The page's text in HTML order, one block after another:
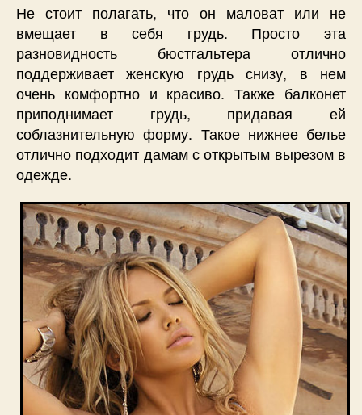
Не стоит полагать, что он маловат или не
вмещает в себя грудь. Просто эта
разновидность бюстгальтера отлично
поддерживает женскую грудь снизу, в нем
очень комфортно и красиво. Также балконет
приподнимает грудь, придавая ей
соблазнительную форму. Такое нижнее белье
отлично подходит дамам с открытым вырезом в
одежде.